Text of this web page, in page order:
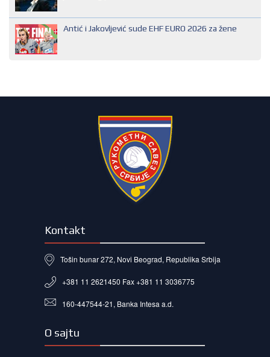
Antić i Jakovljević sude EHF EURO 2026 za žene
Kontakt
Tošin bunar 272, Novi Beograd, Republika Srbija
+381 11 2621450 Fax +381 11 3036775
160-447544-21, Banka Intesa a.d.
O sajtu